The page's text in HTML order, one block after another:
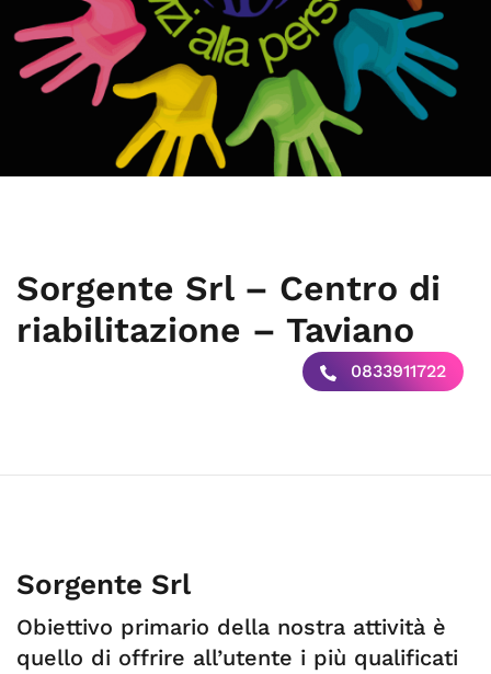
Sorgente Srl – Centro di
riabilitazione – Taviano
0833911722
Sorgente Srl
Obiettivo primario della nostra attività è
quello di offrire all’utente i più qualificati